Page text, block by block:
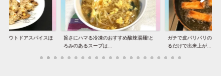
おすすめ酸辣湯麺!と
ガチで皮パリパリの春巻き!たった8分揚げ
るだけで出来上が...
八宝菜の味付けはウエ
野菜たっぷり味覇八...